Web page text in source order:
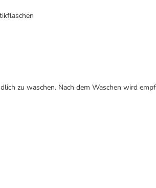
zu waschen. Nach dem Waschen wird